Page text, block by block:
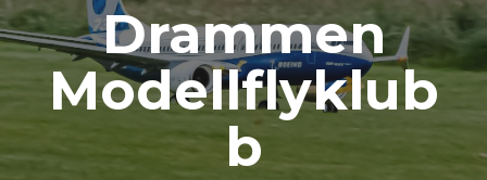
Drammen
Modellflyklub
b